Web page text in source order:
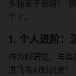
多独家干货呀！”
个了。
个人进阶：
作为科研党，与
进飞书AI知识库！